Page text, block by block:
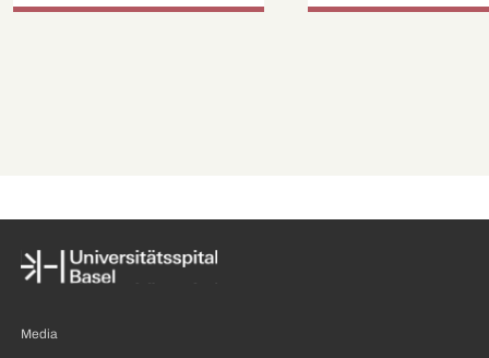
became a challenge. But
became a challenge.
Media